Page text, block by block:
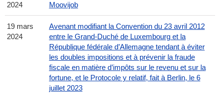
2024
Moovijob
19 mars
2024
Avenant modifiant la Convention du 23 avril 2012
entre le Grand-Duché de Luxembourg et la
République fédérale d’Allemagne tendant à éviter
les doubles impositions et à prévenir la fraude
fiscale en matière d’impôts sur le revenu et sur la
fortune, et le Protocole y relatif, fait à Berlin, le 6
juillet 2023